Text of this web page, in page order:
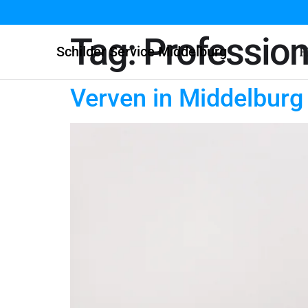
Schilder Service Middelburg
Tag:
Verven in Middelburg